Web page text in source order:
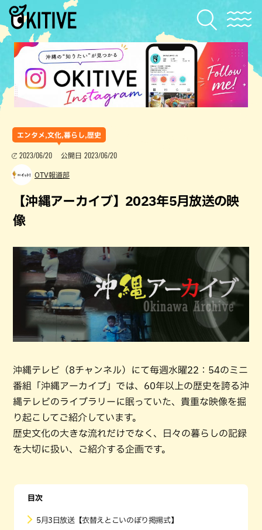
エンタメ,文化,暮らし,歴史
2023/06/20 公開日 2023/06/20
OTV報道部
【沖縄アーカイブ】2023年5月放送の映
像
沖縄テレビ（8チャンネル）にて毎週水曜22：54のミニ
番組「沖縄アーカイブ」では、60年以上の歴史を誇る沖
縄テレビのライブラリーに眠っていた、貴重な映像を掘
り起こしてご紹介しています。
歴史文化の大きな流れだけでなく、日々の暮らしの記録
を大切に扱い、ご紹介する企画です。
目次
5月3日放送【衣替えとこいのぼり掲揚式】